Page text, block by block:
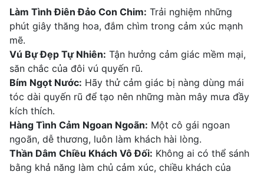
Làm Tình Điên Đảo Con Chim: Trải nghiệm những
phút giây thăng hoa, đắm chìm trong cảm xúc mạnh
mẽ.
Vú Bự Đẹp Tự Nhiên: Tận hưởng cảm giác mềm mại,
săn chắc của đôi vú quyến rũ.
Bím Ngọt Nước: Hãy thử cảm giác bị nàng dùng mái
tóc dài quyến rũ để tạo nên những màn mây mưa đầy
kích thích.
Hàng Tình Cảm Ngoan Ngoãn: Một cô gái ngoan
ngoãn, dễ thương, luôn làm khách hài lòng.
Thần Dâm Chiều Khách Vô Đối: Không ai có thể sánh
bằng khả năng làm chủ cảm xúc, chiều khách của